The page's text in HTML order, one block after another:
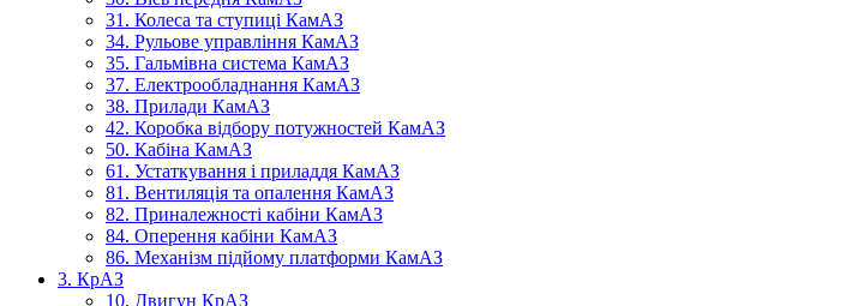
31. Колеса та ступиці КамАЗ
34. Рульове управління КамАЗ
35. Гальмівна система КамАЗ
37. Електрообладнання КамАЗ
38. Прилади КамАЗ
42. Коробка відбору потужностей КамАЗ
50. Кабіна КамАЗ
61. Устаткування і приладдя КамАЗ
81. Вентиляція та опалення КамАЗ
82. Приналежності кабіни КамАЗ
84. Оперення кабіни КамАЗ
86. Механізм підйому платформи КамАЗ
3. КрАЗ
10. Двигун КрАЗ